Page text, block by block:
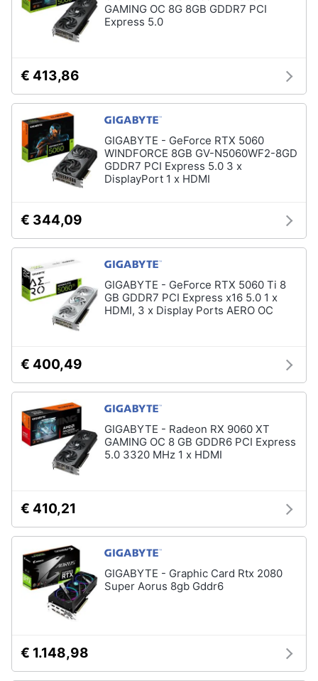
GAMING OC 8G 8GB GDDR7 PCI
Express 5.0
€ 413,86
GIGABYTE - GeForce RTX 5060
WINDFORCE 8GB GV-N5060WF2-8GD
GDDR7 PCI Express 5.0 3 x
DisplayPort 1 x HDMI
€ 344,09
GIGABYTE - GeForce RTX 5060 Ti 8
GB GDDR7 PCI Express x16 5.0 1 x
HDMI, 3 x Display Ports AERO OC
€ 400,49
GIGABYTE - Radeon RX 9060 XT
GAMING OC 8 GB GDDR6 PCI Express
5.0 3320 MHz 1 x HDMI
€ 410,21
GIGABYTE - Graphic Card Rtx 2080
Super Aorus 8gb Gddr6
€ 1.148,98